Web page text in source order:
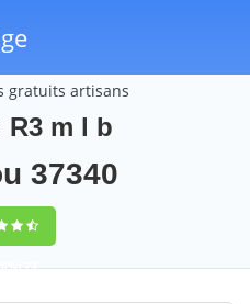
gratuits artisans
R3 m l b
37340
73